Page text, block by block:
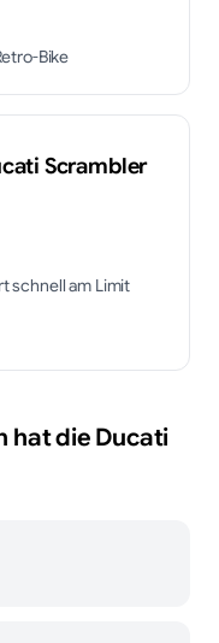
Bike
Scrambler
schnell am Limit
hat dieDucati